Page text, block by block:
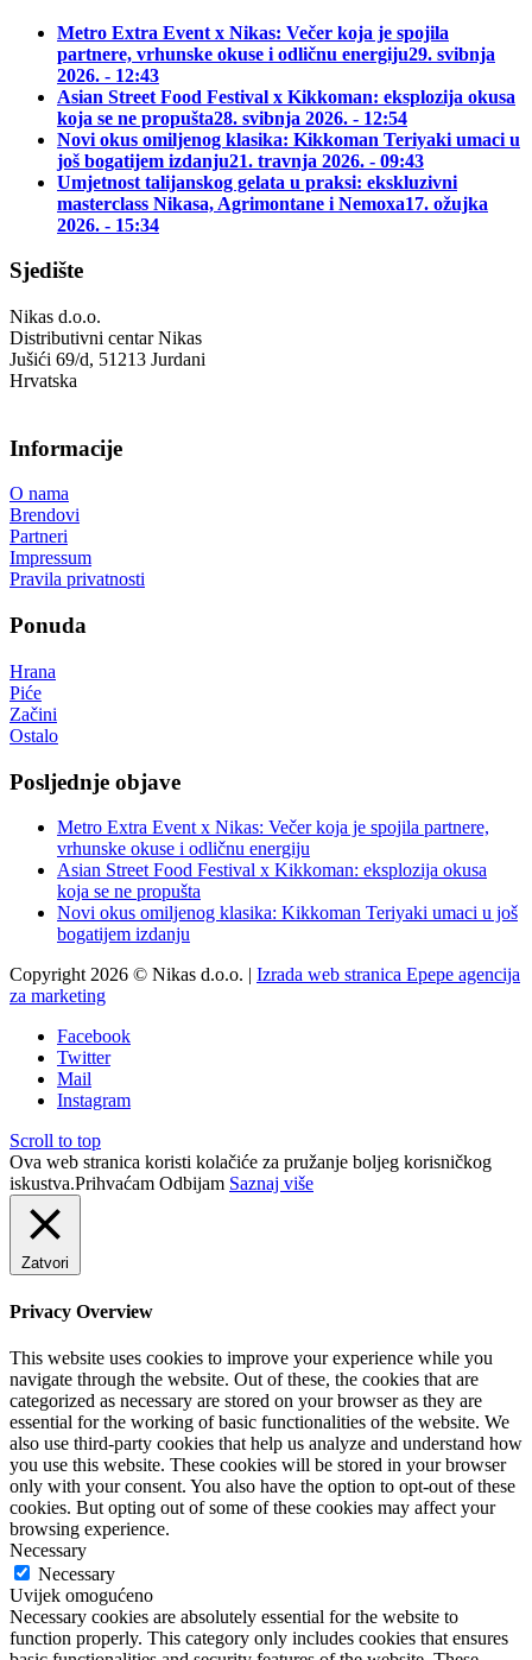
Metro Extra Event x Nikas: Večer koja je spojila
partnere, vrhunske okuse i odličnu energiju29. svibnja
2026. - 12:43
Asian Street Food Festival x Kikkoman: eksplozija okusa
koja se ne propušta28. svibnja 2026. - 12:54
Novi okus omiljenog klasika: Kikkoman Teriyaki umaci u
još bogatijem izdanju21. travnja 2026. - 09:43
Umjetnost talijanskog gelata u praksi: ekskluzivni
masterclass Nikasa, Agrimontane i Nemoxa17. ožujka
2026. - 15:34
Sjedište
Nikas d.o.o.
Distributivni centar Nikas
Jušići 69/d, 51213 Jurdani
Hrvatska
Informacije
O nama
Brendovi
Partneri
Impressum
Pravila privatnosti
Ponuda
Hrana
Piće
Začini
Ostalo
Posljednje objave
Metro Extra Event x Nikas: Večer koja je spojila partnere,
vrhunske okuse i odličnu energiju
Asian Street Food Festival x Kikkoman: eksplozija okusa
koja se ne propušta
Novi okus omiljenog klasika: Kikkoman Teriyaki umaci u još
bogatijem izdanju
Copyright 2026 © Nikas d.o.o. | Izrada web stranica Epepe agencija
za marketing
Facebook
Twitter
Mail
Instagram
Scroll to top
Ova web stranica koristi kolačiće za pružanje boljeg korisničkog
iskustva.Prihvaćam Odbijam Saznaj više
Zatvori
Privacy Overview
This website uses cookies to improve your experience while you
navigate through the website. Out of these, the cookies that are
categorized as necessary are stored on your browser as they are
essential for the working of basic functionalities of the website. We
also use third-party cookies that help us analyze and understand how
you use this website. These cookies will be stored in your browser
only with your consent. You also have the option to opt-out of these
cookies. But opting out of some of these cookies may affect your
browsing experience.
Necessary
Necessary
Uvijek omogućeno
Necessary cookies are absolutely essential for the website to
function properly. This category only includes cookies that ensures